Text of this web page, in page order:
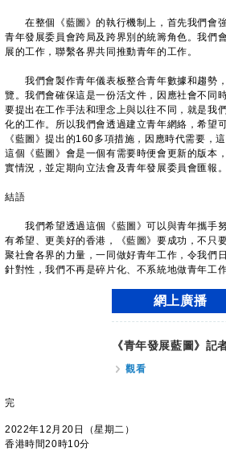
在整個《藍圖》的執行機制上，首先我們會
青年發展委員會跨局及跨界別的統籌角色。我們
展的工作，聯繫各界共同推動青年的工作。
我們會製作青年儀表板整合青年數據和趨勢，
覽。我們會確保這是一份活文件，因應社會不同
要提出在工作手法和理念上與以往不同，就是我
化的工作。所以我們會透過建立青年網絡，希望
《藍圖》提出的160多項措施，因應時代需要，
這個《藍圖》會是一個有需要時便會更新的版本
實情況，並定期向立法會及青年發展委員會匯報。
結語
我們希望透過這個《藍圖》可以與青年攜手
有希望、更美好的香港，《藍圖》要成功，不只
聚社會各界的力量，一同做好青年工作，令我們
針對性，我們不再是碎片化、不系統地做青年工作
網上廣播
《青年發展藍圖》記
觀看
完
2022年12月20日（星期二）
香港時間20時10分